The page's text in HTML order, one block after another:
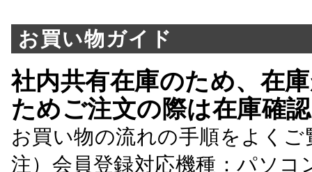
お買い物ガイド
社内共有在庫のため、在
ためご注文の際は在庫確
お買い物の流れの手順をよくご
注）会員登録対応機種：パソ